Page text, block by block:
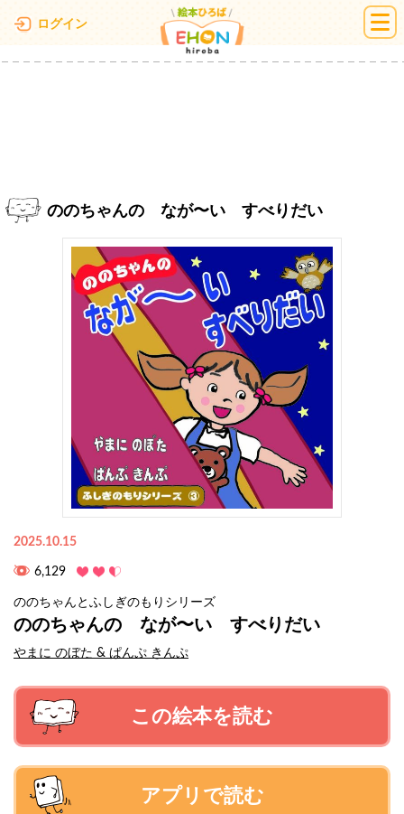
ログイン 絵本ひろば
ののちゃんの なが〜い すべりだい
2025.10.15
6,129
ののちゃんとふしぎのもりシリーズ
ののちゃんの なが〜い すべりだい
やまに のぼた & ぱんぷ きんぷ
この絵本を読む
アプリで読む